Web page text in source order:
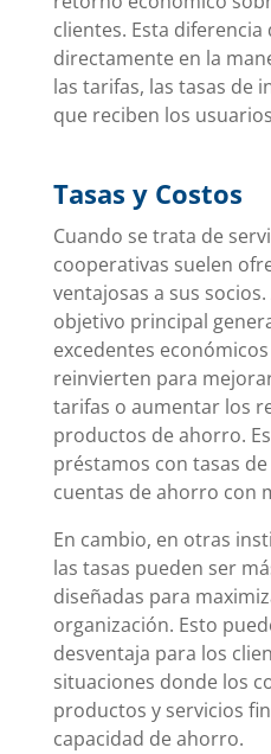
clientes. Esta
directamente en la
las tarifas, las tasas de
que reciben los
Tasas y Costos
Cuando se trata de
cooperativas suelen
ventajosas a sus
objetivo principal
excedentes
reinvierten para
tarifas o aumentar los
productos de ahorro.
préstamos con tasas
cuentas de ahorro con
En cambio, en otras
las tasas pueden ser
diseñadas para
organización. Esto
desventaja para los
situaciones donde los
productos y servicios
capacidad de ahorro.